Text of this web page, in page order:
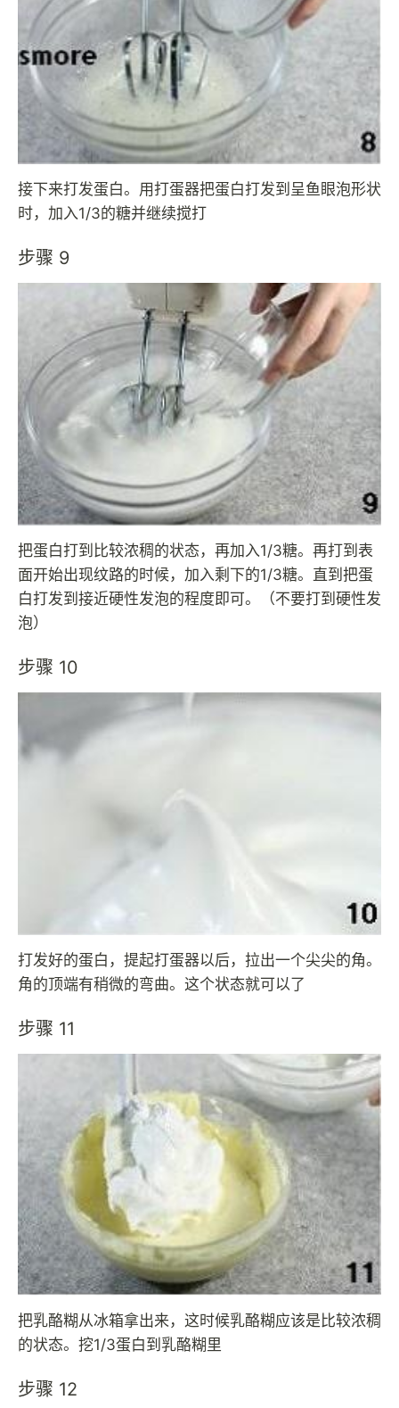
接下来打发蛋白。用打蛋器把蛋白打发到呈鱼眼泡形状
时，加入1/3的糖并继续搅打
步骤 9
把蛋白打到比较浓稠的状态，再加入1/3糖。再打到表
面开始出现纹路的时候，加入剩下的1/3糖。直到把蛋
白打发到接近硬性发泡的程度即可。（不要打到硬性发
泡）
步骤 10
打发好的蛋白，提起打蛋器以后，拉出一个尖尖的角。
角的顶端有稍微的弯曲。这个状态就可以了
步骤 11
把乳酪糊从冰箱拿出来，这时候乳酪糊应该是比较浓稠
的状态。挖1/3蛋白到乳酪糊里
步骤 12